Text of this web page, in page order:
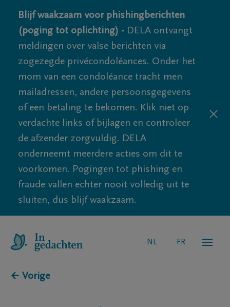
Blijf waakzaam voor phishingberichten
(poging tot oplichting) - DELA ontvangt
meldingen over valse berichten via
zogezegde privécondoléances. Onder het
mom van een condoléance tracht men
mailadressen, andere persoonsgegevens
of een betaling te bekomen. Klik niet op
verdachte links of bijlagen en controleer
de afzender zorgvuldig. DELA
onderneemt meerdere acties om dit te
voorkomen. Pogingen tot phishing en
fraude vallen echter nooit volledig uit te
sluiten, dus blijf waakzaam.
NL FR
← Vorige